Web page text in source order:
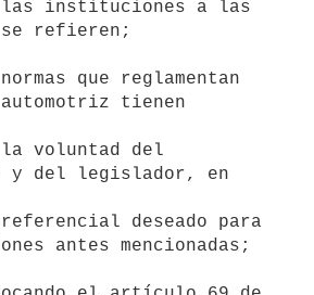
las instituciones a las
refieren;
tienen
voluntad del
y del legislador, en
deseado para
antes mencionadas;